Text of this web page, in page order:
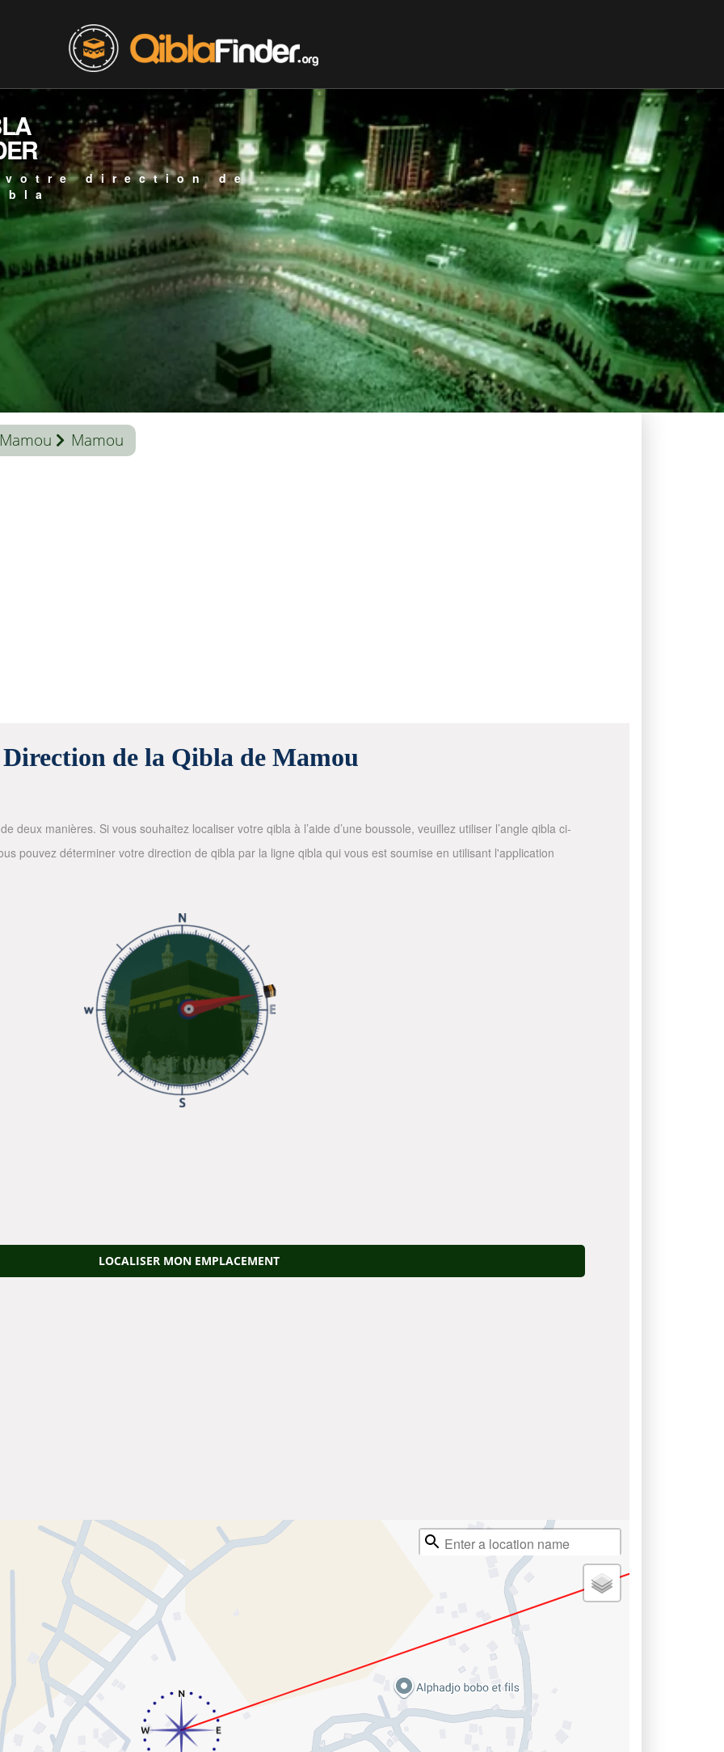
votre direction de
Mamou Mamou
Direction de la Qibla de Mamou
deux manières. Si vous souhaitez localiser votre qibla à l’aide d’une boussole, veuillez utiliser l’angle qibla ci-
pouvez déterminer votre direction de qibla par la ligne qibla qui vous est soumise en utilisant l'application
LOCALISER MON EMPLACEMENT